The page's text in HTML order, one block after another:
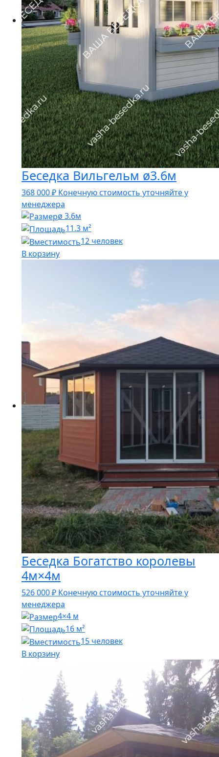
Беседка Вильгельм ø3.6м
368 000₽ Конечную стоимость уточняйте у
менеджера
ø 3.6м
11.3 м²
12 человек
В корзину
Беседка Богатство королевы
4м×4м
526 000₽ Конечную стоимость уточняйте у
менеджера
4×4 м
16 м²
15 человек
В корзину